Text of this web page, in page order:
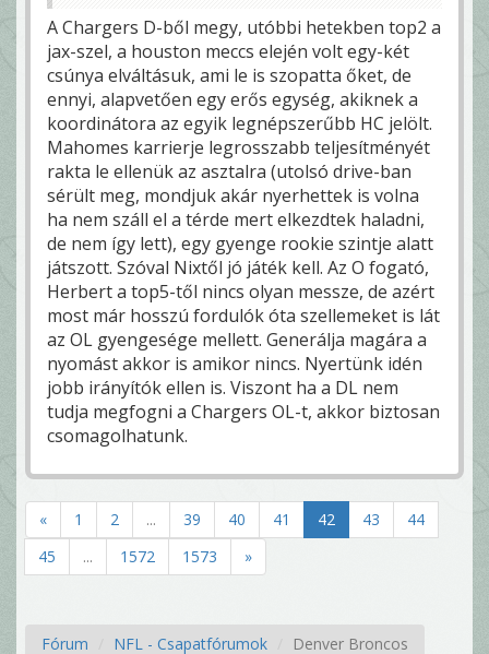
A Chargers D-ből megy, utóbbi hetekben top2 a
jax-szel, a houston meccs elején volt egy-két
csúnya elváltásuk, ami le is szopatta őket, de
ennyi, alapvetően egy erős egység, akiknek a
koordinátora az egyik legnépszerűbb HC jelölt.
Mahomes karrierje legrosszabb teljesítményét
rakta le ellenük az asztalra (utolsó drive-ban
sérült meg, mondjuk akár nyerhettek is volna
ha nem száll el a térde mert elkezdtek haladni,
de nem így lett), egy gyenge rookie szintje alatt
játszott. Szóval Nixtől jó játék kell. Az O fogató,
Herbert a top5-től nincs olyan messze, de azért
most már hosszú fordulók óta szellemeket is lát
az OL gyengesége mellett. Generálja magára a
nyomást akkor is amikor nincs. Nyertünk idén
jobb irányítók ellen is. Viszont ha a DL nem
tudja megfogni a Chargers OL-t, akkor biztosan
csomagolhatunk.
« 1 2 ... 39 40 41 42 43
44
45
... 1572 1573 »
Fórum NFL - Csapatfórumok Denver Broncos